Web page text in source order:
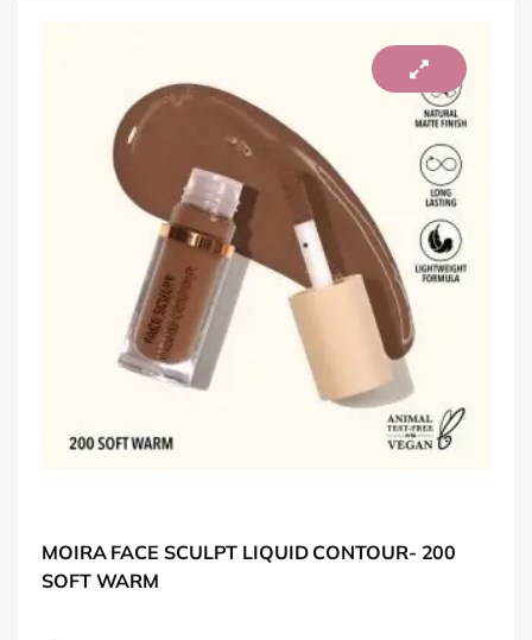
MOIRA FACE SCULPT LIQUID CONTOUR- 200
SOFT WARM